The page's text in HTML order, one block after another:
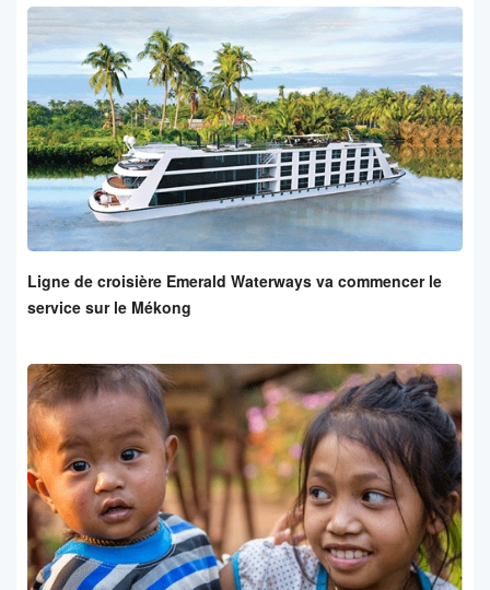
Ligne de croisière Emerald Waterways va commencer le
service sur le Mékong